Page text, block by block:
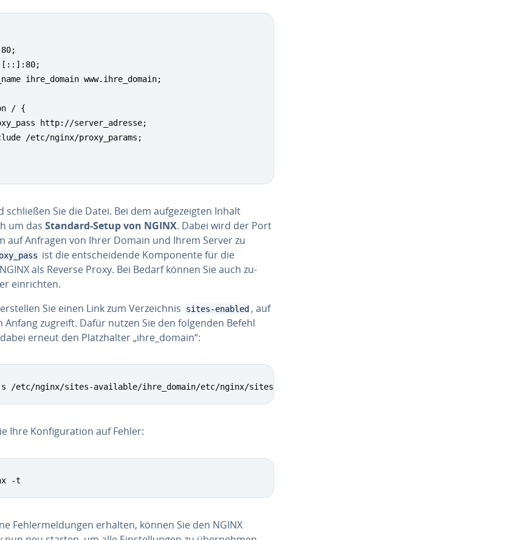
ihre_domain www.ihre_domain;
/ {
http://server_adresse;
/etc/nginx/proxy_params;
schließen Sie die Datei. Bei dem auf­ge­zeig­ten Inhalt
um das Standard-Setup von NGINX. Dabei wird der Port
auf Anfragen von Ihrer Domain und Ihrem Server zu
ist die ent­schei­den­de Kom­po­nen­te für die
als Reverse Proxy. Bei Bedarf können Sie auch zu­
ein­rich­ten.
Sie einen Link zum Ver­zeich­nis
sites-enabled , auf
Anfang zugreift. Dafür nutzen Sie den folgenden Befehl
erneut den Platz­hal­ter „ihre_domain“:
/etc/nginx/sites-available/ihre_domain/etc/nginx/sites-enabled/
Ihre Kon­fi­gu­ra­ti­on auf Fehler:
-t
Feh­ler­mel­dun­gen erhalten, können Sie den NGINX